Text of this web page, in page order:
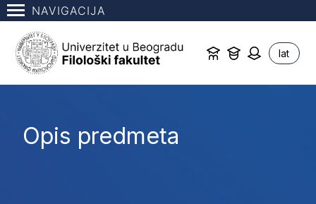
NAVIGACIJA
lat
Opis predmeta